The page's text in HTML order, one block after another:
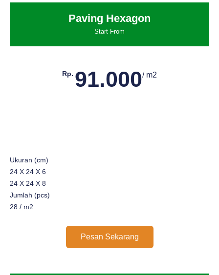
Paving Hexagon
Start From
Rp. 91.000/ m2
Ukuran (cm)
24 X 24 X 6
24 X 24 X 8
Jumlah (pcs)
28 / m2
Pesan Sekarang